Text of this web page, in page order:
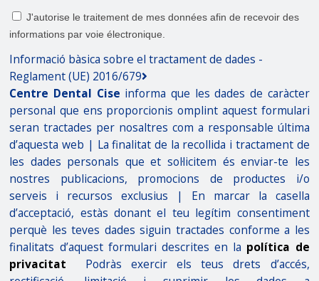
J'autorise le traitement de mes données afin de recevoir des
informations par voie électronique.
Informació bàsica sobre el tractament de dades -
Reglament (UE) 2016/679
Centre Dental Cise informa que les dades de caràcter
personal que ens proporcionis omplint aquest formulari
seran tractades per nosaltres com a responsable última
d’aquesta web | La finalitat de la recollida i tractament de
les dades personals que et sol·licitem és enviar-te les
nostres publicacions, promocions de productes i/o
serveis i recursos exclusius | En marcar la casella
d’acceptació, estàs donant el teu legítim consentiment
perquè les teves dades siguin tractades conforme a les
finalitats d’aquest formulari descrites en la política de
privacitat Podràs exercir els teus drets d’accés,